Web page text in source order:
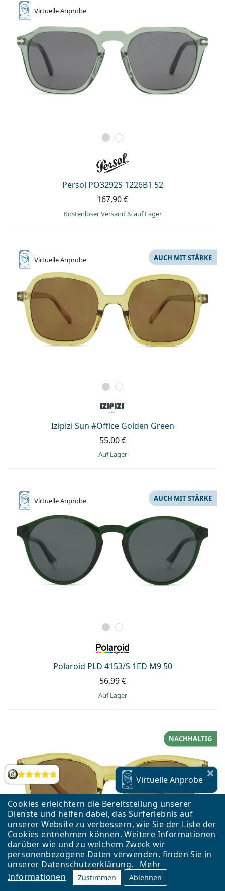
Cookies erleichtern die Bereitstellung unserer
Dienste und helfen dabei, das Surferlebnis auf
unserer Website zu verbessern, wie Sie der Liste der
Cookies entnehmen können. Weitere Informationen
darüber wie und zu welchem Zweck wir
personenbezogene Daten verwenden, finden Sie in
unserer Datenschutzerklärung.
Mehr
Informationen
Zustimmen Ablehnen
Bewertung
VirtuelleAnprobe
Persol PO3292S 1226B1 52
167,90 €
Kostenloser Versand & auf Lager
VirtuelleAnprobe
Izipizi Sun #Office Golden Green
AUCH MIT STÄRKE
55,00 €
auf Lager
VirtuelleAnprobe
Polaroid PLD 4153/S 1ED M9 50
AUCH MIT STÄRKE
56,99 €
auf Lager
NACHHALTIG
VirtuelleAnprobe